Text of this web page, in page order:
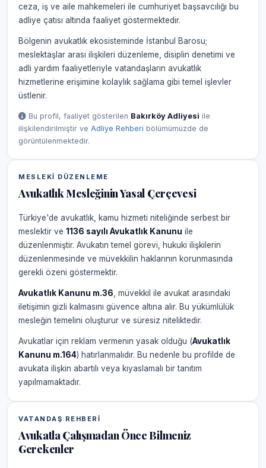
ceza, iş ve aile mahkemeleri ile cumhuriyet başsavcılığı bu
adliye çatısı altında faaliyet göstermektedir.
Bölgenin avukatlık ekosisteminde İstanbul Barosu;
meslektaşlar arası ilişkileri düzenleme, disiplin denetimi ve
adli yardım faaliyetleriyle vatandaşların avukatlık
hizmetlerine erişimine kolaylık sağlama gibi temel işlevler
üstlenir.
Bu profil, faaliyet gösterilen Bakırköy Adliyesi ile
ilişkilendirilmiştir ve Adliye Rehberi bölümümüzde de
görüntülenmektedir.
MESLEKI DÜZENLEME
Avukatlık Mesleğinin Yasal Çerçevesi
Türkiye'de avukatlık, kamu hizmeti niteliğinde serbest bir
meslektir ve 1136 sayılı Avukatlık Kanunu ile
düzenlenmiştir. Avukatın temel görevi, hukuki ilişkilerin
düzenlenmesinde ve müvekkilin haklarının korunmasında
gerekli özeni göstermektir.
Avukatlık Kanunu m.36 , müvekkil ile avukat arasındaki
iletişimin gizli kalmasını güvence altına alır. Bu yükümlülük
mesleğin temelini oluşturur ve süresiz niteliktedir.
Avukatlar için reklam vermenin yasak olduğu (Avukatlık
Kanunu m.164) hatırlanmalıdır. Bu nedenle bu profilde de
avukata ilişkin abartılı veya kıyaslamalı bir tanıtım
yapılmamaktadır.
VATANDAŞ REHBERI
Avukatla Çalışmadan Önce Bilmeniz
Gerekenler